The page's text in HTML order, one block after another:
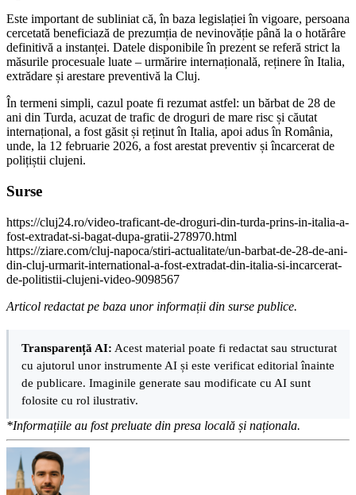
Este important de subliniat că, în baza legislației în vigoare, persoana
cercetată beneficiază de prezumția de nevinovăție până la o hotărâre
definitivă a instanței. Datele disponibile în prezent se referă strict la
măsurile procesuale luate – urmărire internațională, reținere în Italia,
extrădare și arestare preventivă la Cluj.
În termeni simpli, cazul poate fi rezumat astfel: un bărbat de 28 de
ani din Turda, acuzat de trafic de droguri de mare risc și căutat
internațional, a fost găsit și reținut în Italia, apoi adus în România,
unde, la 12 februarie 2026, a fost arestat preventiv și încarcerat de
polițiștii clujeni.
Surse
https://cluj24.ro/video-traficant-de-droguri-din-turda-prins-in-italia-a-
fost-extradat-si-bagat-dupa-gratii-278970.html
https://ziare.com/cluj-napoca/stiri-actualitate/un-barbat-de-28-de-ani-
din-cluj-urmarit-international-a-fost-extradat-din-italia-si-incarcerat-
de-politistii-clujeni-video-9098567
Articol redactat pe baza unor informații din surse publice.
Transparență AI: Acest material poate fi redactat sau structurat
cu ajutorul unor instrumente AI și este verificat editorial înainte
de publicare. Imaginile generate sau modificate cu AI sunt
folosite cu rol ilustrativ.
*Informațiile au fost preluate din presa locală și naționala.